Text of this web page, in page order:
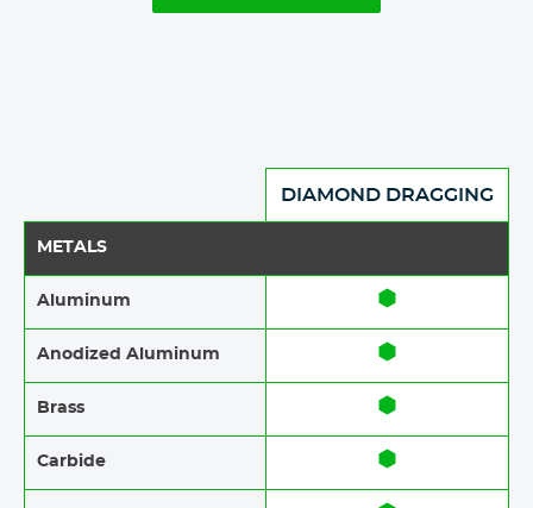
DIAMOND DRAGGING
METALS
Aluminum
Anodized Aluminum​​
Brass​​
Carbide